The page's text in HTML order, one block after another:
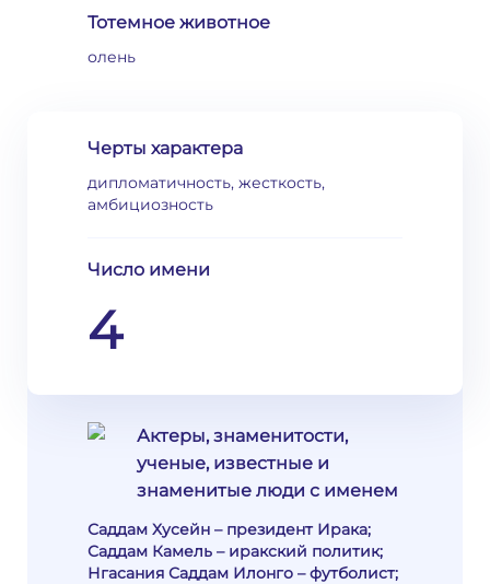
Тотемное животное
олень
Черты характера
дипломатичность, жесткость,
амбициозность
Число имени
4
Актеры, знаменитости,
ученые, известные и
знаменитые люди с именем
Саддам Хусейн – президент Ирака;
Саддам Камель – иракский политик;
Нгасания Саддам Илонго – футболист;